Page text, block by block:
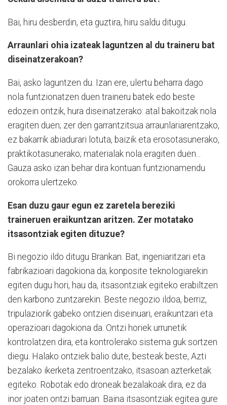
Bai, hiru desberdin, eta guztira, hiru saldu ditugu.
Arraunlari ohia izateak laguntzen al du traineru bat
diseinatzerakoan?
Bai, asko laguntzen du. Izan ere, ulertu beharra dago
nola funtzionatzen duen traineru batek edo beste
edozein ontzik, hura diseinatzerako: atal bakoitzak nola
eragiten duen; zer den garrantzitsua arraunlariarentzako,
ez bakarrik abiadurari lotuta, baizik eta erosotasunerako,
praktikotasunerako; materialak nola eragiten duen...
Gauza asko izan behar dira kontuan funtzionamendu
orokorra ulertzeko.
Esan duzu gaur egun ez zaretela bereziki
traineruen eraikuntzan aritzen. Zer motatako
itsasontziak egiten dituzue?
Bi negozio ildo ditugu Brankan. Bat, ingeniaritzari eta
fabrikazioari dagokiona da; konposite teknologiarekin
egiten dugu hori, hau da, itsasontziak egiteko erabiltzen
den karbono zuntzarekin. Beste negozio ildoa, berriz,
tripulaziorik gabeko ontzien diseinuari, eraikuntzari eta
operazioari dagokiona da. Ontzi horiek urrunetik
kontrolatzen dira, eta kontrolerako sistema guk sortzen
diegu. Halako ontziek balio dute, besteak beste, Azti
bezalako ikerketa zentroentzako, itsasoan azterketak
egiteko. Robotak edo droneak bezalakoak dira, ez da
inor joaten ontzi barruan. Baina itsasontziak egitea gure